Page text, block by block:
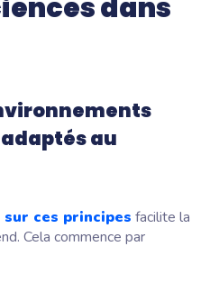
dans
au
ces principes facilite la
Cela commence par